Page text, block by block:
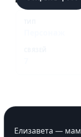
Елизавета —